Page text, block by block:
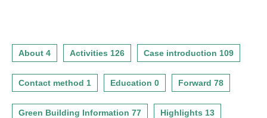
About 4 Activities 126 Case introduction 109
Contact method 1 Education 0 Forward 78
Green Building Information 77 Highlights 13